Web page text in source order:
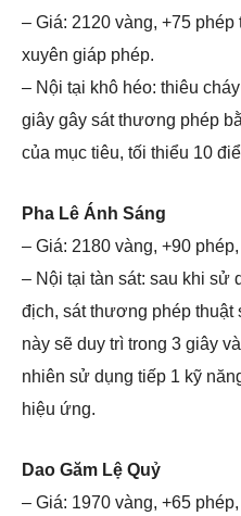
– Giá: 2120 vàng, +75 phép
xuyên giáp phép.
– Nội tại khô héo: thiêu
giây gây sát thương phép
của mục tiêu, tối thiểu 10
Pha Lê Ánh Sáng
– Giá: 2180 vàng, +90
– Nội tại tàn sát: sau khi sử
địch, sát thương phép thuật
này sẽ duy trì trong 3 giây
nhiên sử dụng tiếp 1 kỹ
hiệu ứng.
Dao Găm Lệ Quỷ
– Giá: 1970 vàng, +65